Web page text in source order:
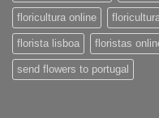
floricultura online
florista lisboa floristas
send flowers to portugal